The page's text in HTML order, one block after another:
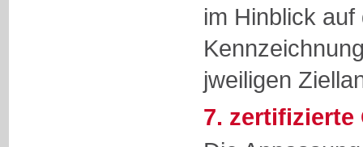
im Hinblick auf
jweiligen
7. zertifizierte